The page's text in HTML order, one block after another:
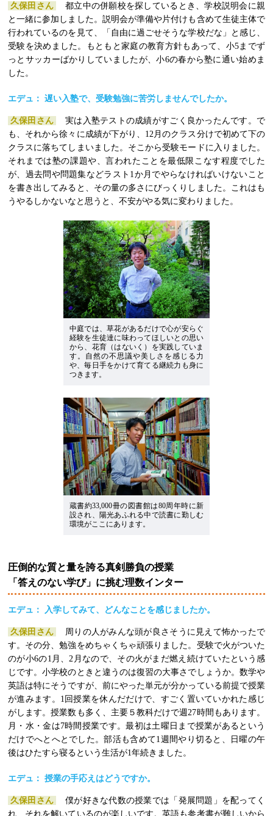
久保田さん
都立中の併願校を探しているとき、学校説明会に親
と一緒に参加しました。説明会が準備や片付けも含めて生徒主体で
行われているのを見て、「自由に過ごせそうな学校だな」と感じ、
受験を決めました。もともと家庭の教育方針もあって、小5までず
っとサッカーばかりしていましたが、小6の春から塾に通い始めま
した。
エデュ： 遅い入塾で、受験勉強に苦労しませんでしたか。
久保田さん
実は入塾テストの成績がすごく良かったんです。で
も、それから徐々に成績が下がり、12月のクラス分けで初めて下の
クラスに落ちてしまいました。そこから受験モードに入りました。
それまでは塾の課題や、言われたことを最低限こなす程度でした
が、過去問や問題集などラスト1か月でやらなければいけないこと
を書き出してみると、その量の多さにびっくりしました。これはも
うやるしかないなと思うと、不安がやる気に変わりました。
中庭では、草花があるだけで心が安らぐ
経験を生徒達に味わってほしいとの思い
から、花育（はないく）を実践していま
す。自然の不思議や美しさを感じる力
や、毎日手をかけて育てる継続力も身に
つきます。
蔵書約33,000冊の図書館は80周年時に新
設され、陽光あふれる中で読書に勤しむ
環境がここにあります。
圧倒的な質と量を誇る真剣勝負の授業
「答えのない学び」に挑む理数インター
エデュ： 入学してみて、どんなことを感じましたか。
久保田さん
周りの人がみんな頭が良さそうに見えて怖かったで
す。その分、勉強をめちゃくちゃ頑張りました。受験で火がついた
のが小6の1月、2月なので、その火がまだ燃え続けていたという感
じです。小学校のときと違うのは復習の大事さでしょうか。数学や
英語は特にそうですが、前にやった単元が分かっている前提で授業
が進みます。1回授業を休んだだけで、すごく置いていかれた感じ
がします。授業数も多く、主要５教科だけで週27時間もあります。
月・水・金は7時間授業です。最初は土曜日まで授業があるという
だけでへとへとでした。部活も含めて1週間やり切ると、日曜の午
後はひたすら寝るという生活が1年続きました。
エデュ： 授業の手応えはどうですか。
久保田さん
僕が好きな代数の授業では「発展問題」を配ってく
れ、それを解いているのが楽しいです。英語も参考書が難しいから